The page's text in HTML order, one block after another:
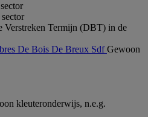
Verstreken Termijn (DBT) in de
De Bois De Breux SdfGewoon
kleuteronderwijs, n.e.g.